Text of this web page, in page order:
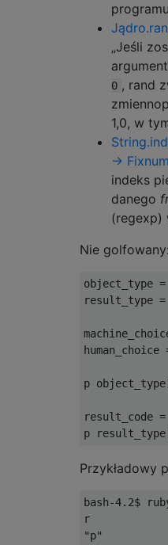
„Jeśli
0 , rand
1,0, w
→
indeks
danego
(regexp)
Nie golfowany:
object_type =
result_type =
human_choice
p object_type
result_code =
p result_type
Przykładowy
bash-4.2$
r
"p"